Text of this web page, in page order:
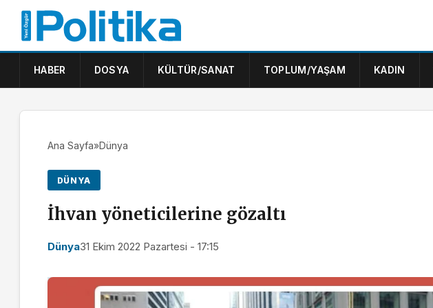
HABER DOSYA KÜLTÜR/SANAT TOPLUM/YAŞAM KADIN
Ana Sayfa»Dünya
DÜNYA
İhvan yöneticilerine gözaltı
Dünya31 Ekim 2022 Pazartesi - 17:15